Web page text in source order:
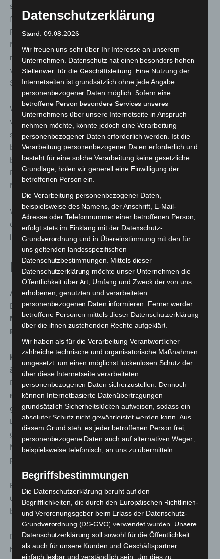
setze darauf, dass diese Vernunft auch weiter
fortbestehen wird. Auch wenn wir optimistisch auf das
Frühjahr zugehen, bitte ich alle Menschen in
Niedersachsen darum, Krankheitssymptome erst zu
nehmen und sich weiterhin verantwortungsbewusst zu
verhalten. Wer sich krank fühlt, dem rate ich zu einem
Selbsttest und einem Gespräch mit der Hausarztpraxis.
Wer beispielsweise in größeren Menschengruppen, in
vollen Bussen und Bahnen eine Maske parat hat, kann
sich und andere weiterhin gut schützen. Das gilt
besonders wenn wir mit älteren oder gesundheitlich
beeinträchtigten Menschen zusammenkommen. Das
Ende der Maskenpflicht ändert nichts am positiven
Nutzen der Mund-Nasen-Bedeckung.
Wer seinen Impfstatus ab und an von der Hausärztin oder
dem Hausarzt überprüfen und bei Bedarf auffrischen
lässt, sorgt weiterhin für eine gute Immunität.“
Diese Regeln gelten weiter:
Aufgrund der Vorgaben des
Bundesinfektionsschutzgesetzes (§ 28b IfSG) bleibt die
Maskenpflicht in Praxen, Krankenhäusern und
Pflegeeinrichtungen bundesweit erhalten
Krankenhäuser und Heime sowieEinrichtungen für
ältere und pflegebedürftige Menschen
Behinderungen dürfen nach wie vornur mit einem
negativen Testbetreten werden. Die in Niedersachsen
geschaffene Erleichterung für Beschäftigte dieser
Einrichtungen besteht weiterhin: Bei vollständig
geimpften und genesenen Mitarbeiterinnen und
Mitarbeitern ist ein Test (auch als Selbsttest) zwei Mal
pro Woche ausreichend. (§ 4 Abs. 1 Corona-Verordnung)
Ebenso bleiben Testpflichten in Justizvollzugsanstalten
und Einrichtungen des Maßregelvollzugs weiter
bestehen.
Die bundesrechtlichen Regelungen gelten nach
heutigem Stand bis zum 7. April 2023.
Datenschutzerklärung
Stand: 09.08.2026
Wir freuen uns sehr über Ihr Interesse an unserem
Unternehmen. Datenschutz hat einen besonders hohen
Stellenwert für die Geschäftsleitung. Eine Nutzung der
Internetseiten ist grundsätzlich ohne jede Angabe
personenbezogener Daten möglich. Sofern eine
betroffene Person besondere Services unseres
Unternehmens über unsere Internetseite in Anspruch
nehmen möchte, könnte jedoch eine Verarbeitung
personenbezogener Daten erforderlich werden. Ist die
Verarbeitung personenbezogener Daten erforderlich und
besteht für eine solche Verarbeitung keine gesetzliche
Grundlage, holen wir generell eine Einwilligung der
betroffenen Person ein.
Die Verarbeitung personenbezogener Daten,
beispielsweise des Namens, der Anschrift, E-Mail-
Adresse oder Telefonnummer einer betroffenen Person,
erfolgt stets im Einklang mit der Datenschutz-
Grundverordnung und in Übereinstimmung mit den für
uns geltenden landesspezifischen
Datenschutzbestimmungen. Mittels dieser
Datenschutzerklärung möchte unser Unternehmen die
Öffentlichkeit über Art, Umfang und Zweck der von uns
erhobenen, genutzten und verarbeiteten
personenbezogenen Daten informieren. Ferner werden
betroffene Personen mittels dieser Datenschutzerklärung
über die ihnen zustehenden Rechte aufgeklärt.
Wir haben als für die Verarbeitung Verantwortlicher
zahlreiche technische und organisatorische Maßnahmen
umgesetzt, um einen möglichst lückenlosen Schutz der
über diese Internetseite verarbeiteten
personenbezogenen Daten sicherzustellen. Dennoch
können Internetbasierte Datenübertragungen
grundsätzlich Sicherheitslücken aufweisen, sodass ein
absoluter Schutz nicht gewährleistet werden kann. Aus
diesem Grund steht es jeder betroffenen Person frei,
personenbezogene Daten auch auf alternativen Wegen,
beispielsweise telefonisch, an uns zu übermitteln.
Begriffsbestimmungen
Die Datenschutzerklärung beruht auf den
Begrifflichkeiten, die durch den Europäischen Richtlinien-
und Verordnungsgeber beim Erlass der Datenschutz-
Grundverordnung (DS-GVO) verwendet wurden. Unsere
Datenschutzerklärung soll sowohl für die Öffentlichkeit
als auch für unsere Kunden und Geschäftspartner
einfach lesbar und verständlich sein. Um dies zu